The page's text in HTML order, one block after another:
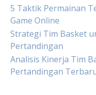
5 Taktik Permainan
Game Online
Strategi Tim Basket
Pertandingan
Analisis Kinerja Tim
Pertandingan